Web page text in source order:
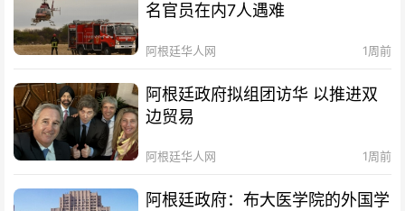
名官员在内7人遇难
阿根廷华人网 1周前
阿根廷政府拟组团访华 以推进双
边贸易
阿根廷华人网 1周前
阿根廷政府：布大医学院的外国学